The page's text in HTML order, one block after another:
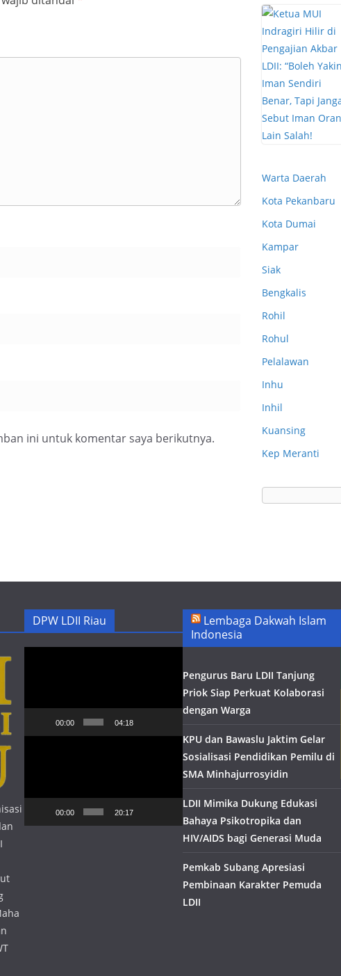
ini untuk komentar saya berikutnya.
Warta Daerah
Kota Pekanbaru
Kota Dumai
Kampar
Siak
Bengkalis
Rohil
Rohul
Pelalawan
Inhu
Inhil
Kuansing
Kep Meranti
DPW LDII Riau
00:00 04:18
00:00 20:17
Lembaga Dakwah Islam
Indonesia
Pengurus Baru LDII Tanjung
Priok Siap Perkuat Kolaborasi
dengan Warga
KPU dan Bawaslu Jaktim Gelar
Sosialisasi Pendidikan Pemilu di
SMA Minhajurrosyidin
LDII Mimika Dukung Edukasi
Bahaya Psikotropika dan
HIV/AIDS bagi Generasi Muda
Pemkab Subang Apresiasi
Pembinaan Karakter Pemuda
LDII